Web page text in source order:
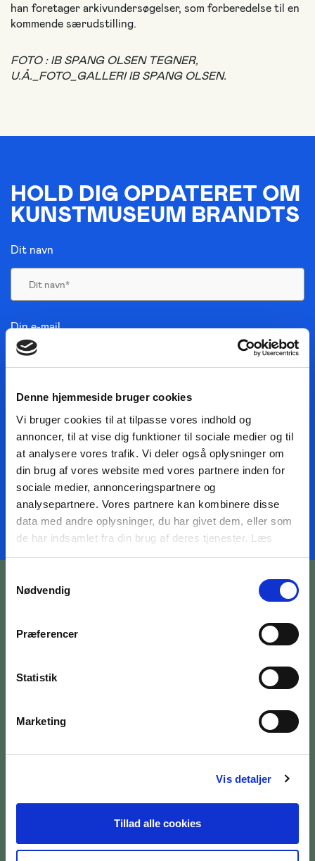
Denne hjemmeside bruger cookies
Vi bruger cookies til at tilpasse vores indhold og
annoncer, til at vise dig funktioner til sociale medier og til
at analysere vores trafik. Vi deler også oplysninger om
din brug af vores website med vores partnere inden for
sociale medier, annonceringspartnere og
analysepartnere. Vores partnere kan kombinere disse
data med andre oplysninger, du har givet dem, eller som
de har indsamlet fra din brug af deres tjenester. Læs
mereher
Nødvendig
Præferencer
Statistik
Marketing
Vis detaljer
Tillad alle cookies
han foretager arkivundersøgelser, som forberedelse til en
kommende særudstilling.
FOTO : IB SPANG OLSEN TEGNER,
U.Å._FOTO_GALLERI IB SPANG OLSEN.
HOLD DIG OPDATERET OM
KUNSTMUSEUM BRANDTS
Dit navn
Din e-mail
JA, TAK TIL NYHEDER
JEG HAR LÆST BETINGELSERNE
TILMELD NYHEDSMAIL
MEDARBEJDERE
PRESSE